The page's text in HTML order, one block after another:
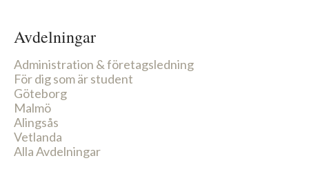
Avdelningar
Administration & företagsledning
För dig som är student
Göteborg
Malmö
Alingsås
Vetlanda
Alla Avdelningar